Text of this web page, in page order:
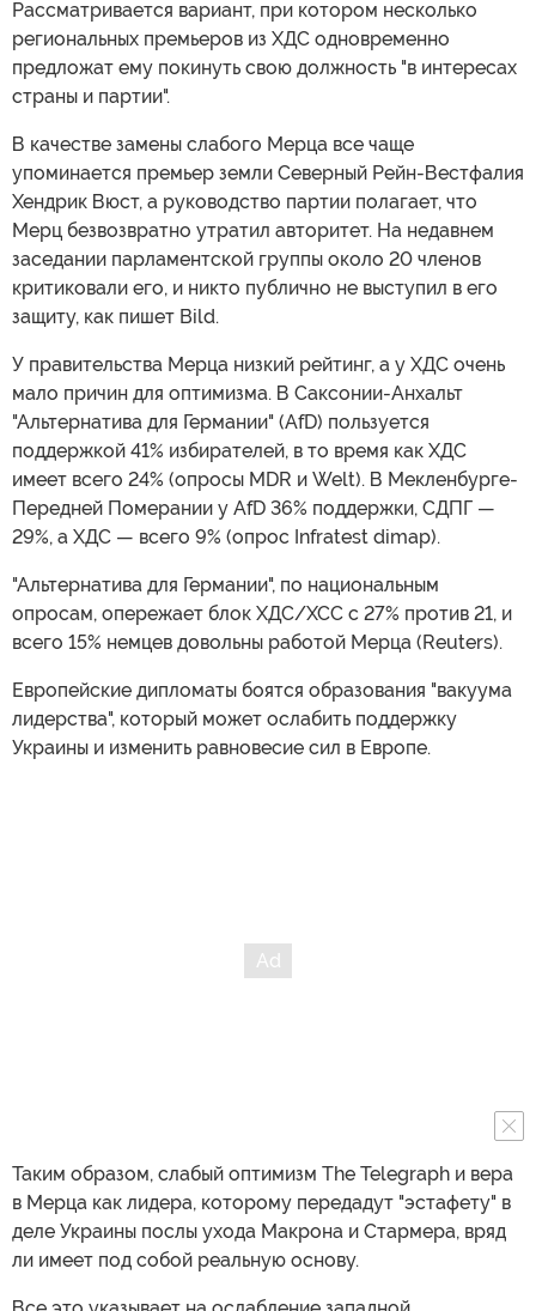
Рассматривается вариант, при котором несколько
региональных премьеров из ХДС одновременно
предложат ему покинуть свою должность "в интересах
страны и партии".
В качестве замены слабого Мерца все чаще
упоминается премьер земли Северный Рейн-Вестфалия
Хендрик Вюст, а руководство партии полагает, что
Мерц безвозвратно утратил авторитет. На недавнем
заседании парламентской группы около 20 членов
критиковали его, и никто публично не выступил в его
защиту, как пишет Bild.
У правительства Мерца низкий рейтинг, а у ХДС очень
мало причин для оптимизма. В Саксонии-Анхальт
"Альтернатива для Германии" (AfD) пользуется
поддержкой 41% избирателей, в то время как ХДС
имеет всего 24% (опросы MDR и Welt). В Мекленбурге-
Передней Померании у AfD 36% поддержки, СДПГ —
29%, а ХДС — всего 9% (опрос Infratest dimap).
"Альтернатива для Германии", по национальным
опросам, опережает блок ХДС/ХСС с 27% против 21, и
всего 15% немцев довольны работой Мерца (Reuters).
Европейские дипломаты боятся образования "вакуума
лидерства", который может ослабить поддержку
Украины и изменить равновесие сил в Европе.
Таким образом, слабый оптимизм The Telegraph и вера
в Мерца как лидера, которому передадут "эстафету" в
деле Украины послы ухода Макрона и Стармера, вряд
ли имеет под собой реальную основу.